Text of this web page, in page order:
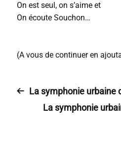
On est seul, on s’aime et
On écoute Souchon…
(A vous de continuer en
La symphonie urbaine
La symphonie